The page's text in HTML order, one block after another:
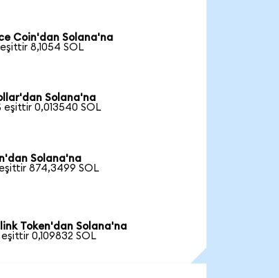
Coin'dan Solana'na
8,1054 SOL
Solana'na
eşittir 0,013540 SOL
Solana'na
eşittir 874,3499 SOL
Token'dan Solana'na
eşittir 0,109832 SOL